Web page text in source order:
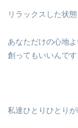
リラックスした状態
あなただけの心地
創ってもいいんです
私達ひとりひとり